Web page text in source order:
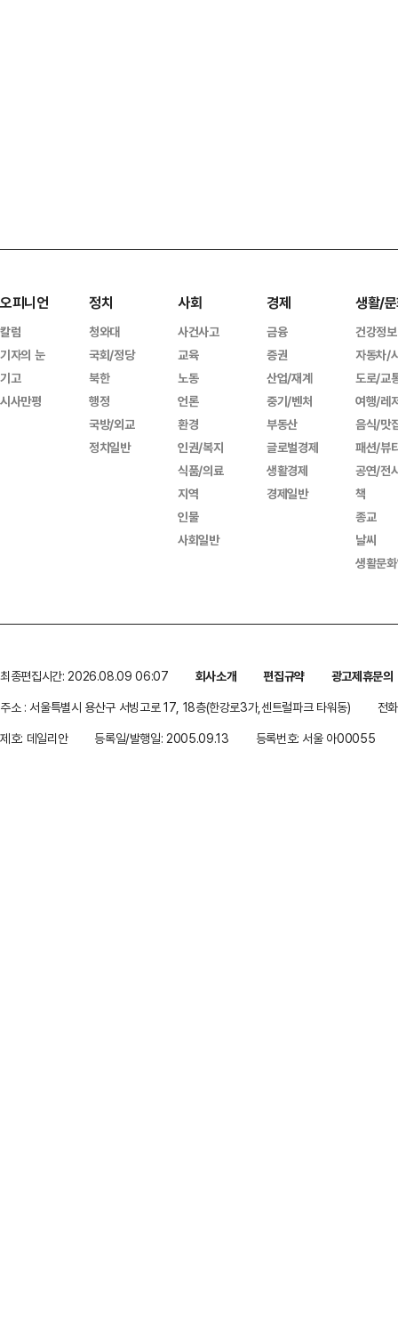
오피니언
칼럼
기자의 눈
기고
시사만평
정치
청와대
국회/정당
북한
행정
국방/외교
정치일반
사회
사건사고
교육
노동
언론
환경
인권/복지
식품/의료
지역
인물
사회일반
경제
금융
증권
산업/재계
중기/벤처
부동산
글로벌경제
생활경제
경제일반
생활/
건강정보
자동차/
도로/교
여행/레
음식/맛
패션/뷰
공연/전
책
종교
날씨
생활문
최종편집시간: 2026.08.09 06:07 회사소개 편집규약
광고제휴문의
주소 : 서울특별시 용산구 서빙고로 17, 18층(한강로3가,센트럴파크 타워동)
전
제호: 데일리안
등록일/발행일: 2005.09.13 등록번호: 서울 아00055